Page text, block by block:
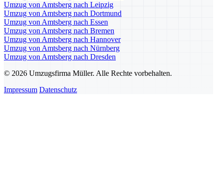
Umzug von Amtsberg nach Leipzig
Umzug von Amtsberg nach Dortmund
Umzug von Amtsberg nach Essen
Umzug von Amtsberg nach Bremen
Umzug von Amtsberg nach Hannover
Umzug von Amtsberg nach Nürnberg
Umzug von Amtsberg nach Dresden
© 2026 Umzugsfirma Müller. Alle Rechte vorbehalten.
Impressum Datenschutz